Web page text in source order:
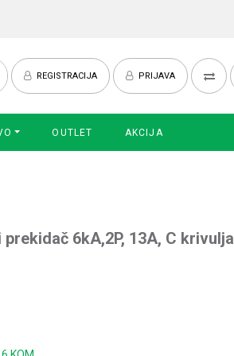
REGISTRACIJA PRIJAVA
OUTLET AKCIJA
6kA,2P, 13A, C krivulja